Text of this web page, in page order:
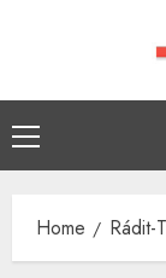
Primary
Menu
Home Rádit-